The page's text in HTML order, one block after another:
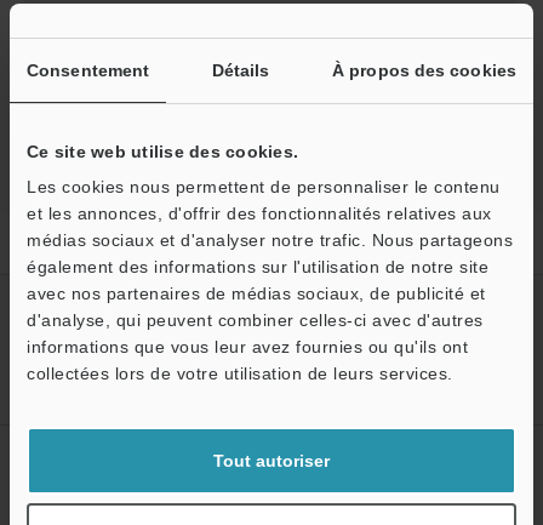
Consentement Détails À propos des cookies
Ce site web utilise des cookies.
Les cookies nous permettent de personnaliser le contenu
et les annonces, d'offrir des fonctionnalités relatives aux
médias sociaux et d'analyser notre trafic. Nous partageons
également des informations sur l'utilisation de notre site
avec nos partenaires de médias sociaux, de publicité et
d'analyse, qui peuvent combiner celles-ci avec d'autres
informations que vous leur avez fournies ou qu'ils ont
collectées lors de votre utilisation de leurs services.
Tout autoriser
Retour vers « Sélection de produits par industrie et
application »
Accueil Solutions Courbes de surface des batteries
Créez votre compte KEYENCE
Inscrivez-vous maintenant!
Abonnement à la lettre
d'information